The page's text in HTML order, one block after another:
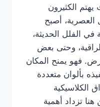
الكثيرون
العصرية، أصبح
في الفلل الحديثة،
وحتى بعض
فهو يمنح المكان
بألوان متعددة
الكلاسيكية
تزداد أهمية